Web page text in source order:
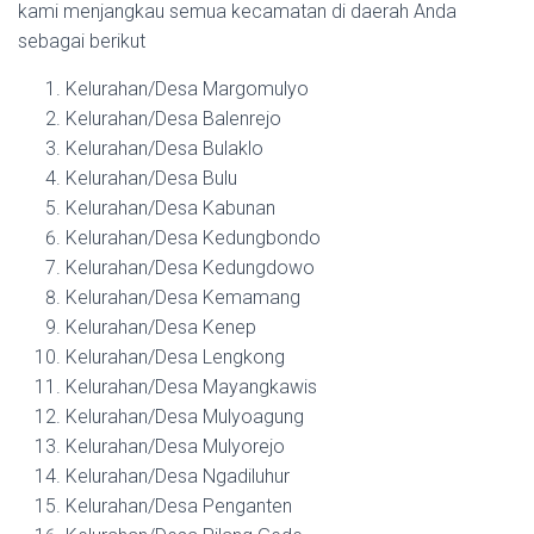
kami menjangkau semua kecamatan di daerah Anda
sebagai berikut
Kelurahan/Desa Margomulyo
Kelurahan/Desa Balenrejo
Kelurahan/Desa Bulaklo
Kelurahan/Desa Bulu
Kelurahan/Desa Kabunan
Kelurahan/Desa Kedungbondo
Kelurahan/Desa Kedungdowo
Kelurahan/Desa Kemamang
Kelurahan/Desa Kenep
Kelurahan/Desa Lengkong
Kelurahan/Desa Mayangkawis
Kelurahan/Desa Mulyoagung
Kelurahan/Desa Mulyorejo
Kelurahan/Desa Ngadiluhur
Kelurahan/Desa Penganten